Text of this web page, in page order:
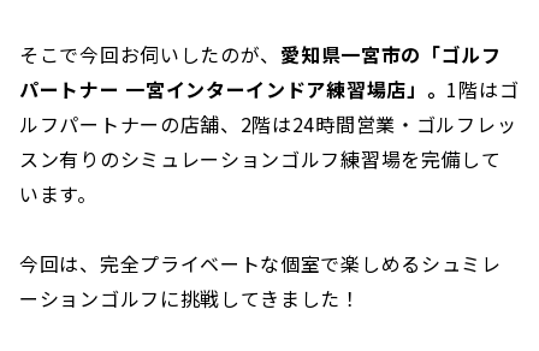
そこで今回お伺いしたのが、 愛知県一宮市の「ゴルフ
パートナー 一宮インターインドア練習場店」。 1階はゴ
ルフパートナーの店舗、2階は24時間営業・ゴルフレッ
スン有りのシミュレーションゴルフ練習場を完備して
います。
今回は、完全プライベートな個室で楽しめるシュミレ
ーションゴルフに挑戦してきました！